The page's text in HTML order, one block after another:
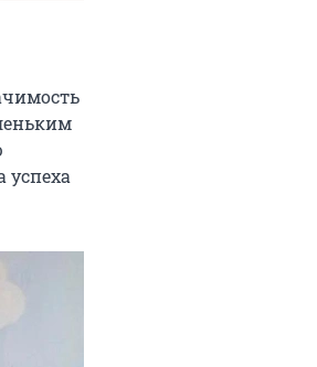
успеха